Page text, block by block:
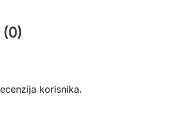
(0)
korisnika.